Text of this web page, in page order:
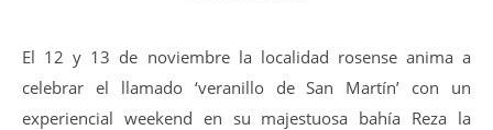
El 12 y 13 de noviembre la localidad rosense anima a
celebrar el llamado ‘veranillo de San Martín’ con un
experiencial weekend en su majestuosa bahía Reza la